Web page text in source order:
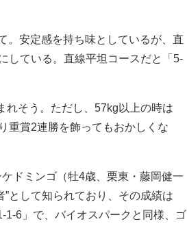
安定感を持ち味としているが、直
している。直線平坦コースだと「5-
そう。ただし、57kg以上の時は
重賞2連勝を飾ってもおかしくな
ドミンゴ（牡4歳、栗東・藤岡健一
として知られており、その成績は
1-6」で、バイオスパークと同様、ゴ